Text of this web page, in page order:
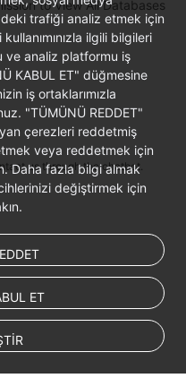
to View All Databases
us through the chatbot.
trafiği analiz etmek için
ilgili bilgileri
ve analiz platformu iş
KABUL ET" düğmesine
iş ortaklarımızla
"TÜMÜNÜ REDDET"
çerezleri reddetmiş
veya reddetmek için
Daha fazla bilgi almak
değiştirmek için
ET